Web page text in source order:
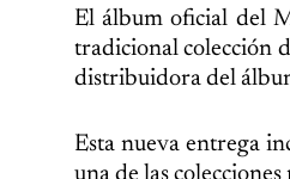
El álbum oficial del
tradicional colección
distribuidora del
Esta nueva entrega
una de las